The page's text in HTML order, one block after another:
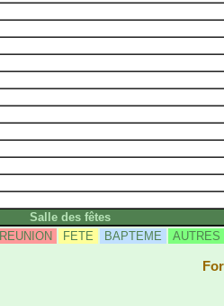
Salle des fêtes
REUNION FETE BAPTEME AUTRES